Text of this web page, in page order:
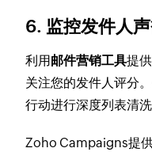
6. 监控发件人
利用邮件营销工具提
关注您的发件人评分
行动进行深度列表清洗
Zoho Campaigns提